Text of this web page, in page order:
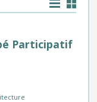
Participatif